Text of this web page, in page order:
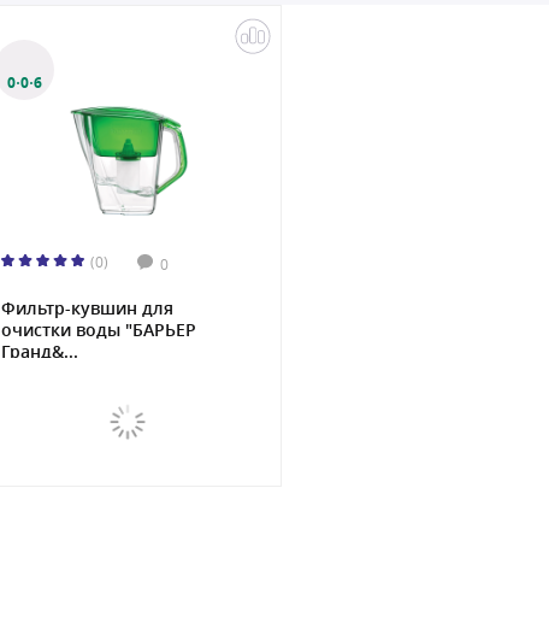
0·0·6
(0) 0
Фильтр-кувшин для
очистки воды "БАРЬЕР
Гранд&...